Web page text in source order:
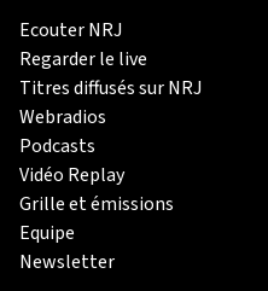
Ecouter NRJ
Regarder le live
Titres diffusés sur NRJ
Webradios
Podcasts
Vidéo Replay
Grille et émissions
Equipe
Newsletter